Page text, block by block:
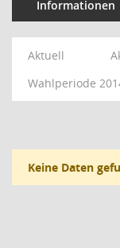
Informationen
Aktuell
Wahlperiode
Keine Daten